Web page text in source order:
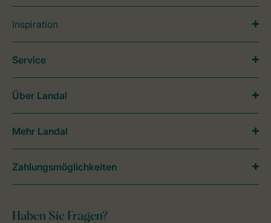
Inspiration
Haben Sie Fragen?
Service
Über Landal
Mehr Landal
Zahlungsmöglichkeiten